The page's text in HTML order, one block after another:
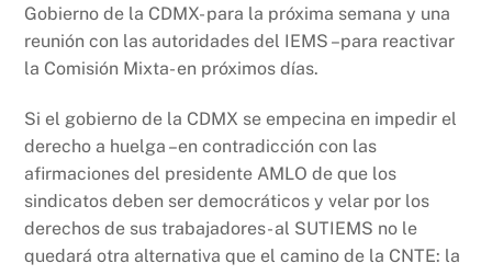
Gobierno de la CDMX- para la próxima semana y una
reunión con las autoridades del IEMS –para reactivar
la Comisión Mixta- en próximos días.
Si el gobierno de la CDMX se empecina en impedir el
derecho a huelga –en contradicción con las
afirmaciones del presidente AMLO de que los
sindicatos deben ser democráticos y velar por los
derechos de sus trabajadores- al SUTIEMS no le
quedará otra alternativa que el camino de la CNTE: la